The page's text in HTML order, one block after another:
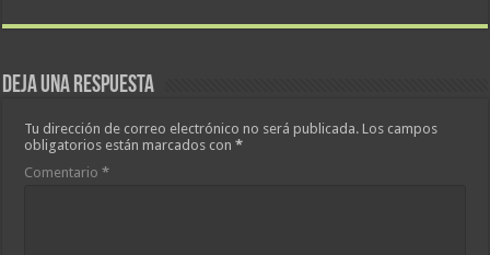
Deja una respuesta
Tu dirección de correo electrónico no será publicada. Los campos
obligatorios están marcados con*
Comentario*